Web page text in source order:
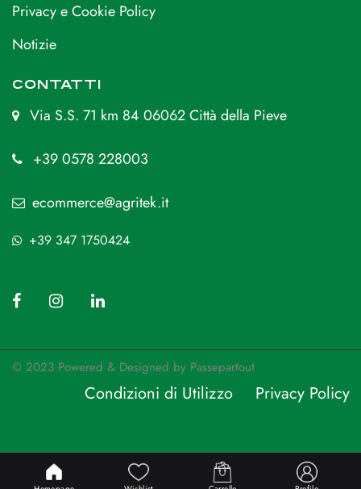
Privacy e Cookie Policy
Notizie
CONTATTI
Via S.S. 71 km 84 06062 Città della Pieve
+39 0578 228003
ecommerce@agritek.it
+39 347 1750424
© 2023 Powered & Designed by Passepartout
Condizioni di Utilizzo Privacy Policy
Powered by Passepartout